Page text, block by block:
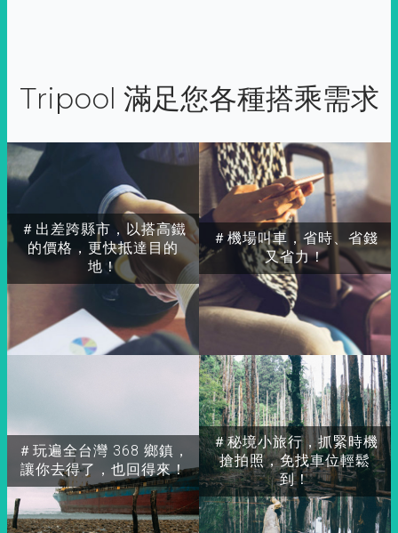
Tripool 滿足您各種搭乘需求
＃出差跨縣市，以搭高鐵
的價格，更快抵達目的
地！
＃玩遍全台灣 368 鄉鎮，
讓你去得了，也回得來！
＃秘境小旅行，抓緊時機
搶拍照，免找車位輕鬆
到！
＃機場叫車，省時、省錢
又省力！